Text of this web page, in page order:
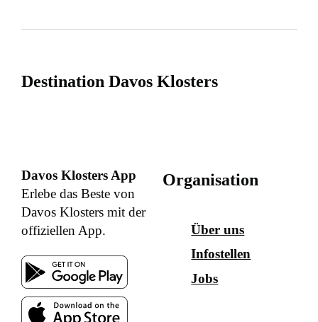
Destination Davos Klosters
Davos Klosters App
Erlebe das Beste von
Davos Klosters mit der
offiziellen App.
Organisation
Über uns
Infostellen
Jobs